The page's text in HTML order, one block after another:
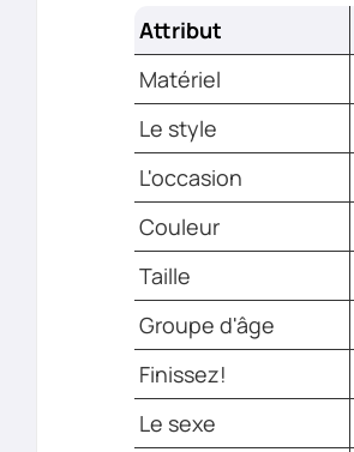
Attribut
Matériel
Le style
L'occasion
Couleur
Taille
Groupe d'âge
Finissez!
Le sexe